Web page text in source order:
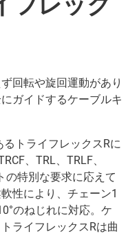
回転や旋回運動があり
ガイドするケーブルキ
トライフレックスRに
、TRL、TRLF、
の特別な要求に応えて
性により、チェーン1
のねじれに対応。ケ
ライフレックスRは曲